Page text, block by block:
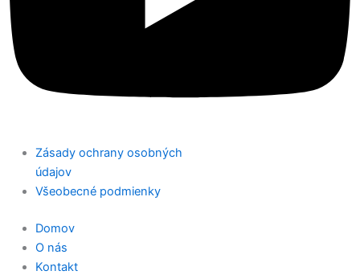
Zásady ochrany osobných
údajov
Všeobecné podmienky
Domov
O nás
Kontakt